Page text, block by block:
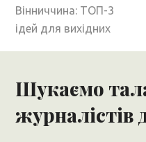
post:
Вінниччина: ТОП-3
ідей для вихідних
Шукаємо
журналістів